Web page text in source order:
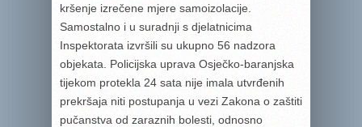
kršenje izrečene mjere samoizolacije.
Samostalno i u suradnji s djelatnicima
Inspektorata izvršili su ukupno 56 nadzora
objekata. Policijska uprava Osječko-baranjska
tijekom protekla 24 sata nije imala utvrđenih
prekršaja niti postupanja u vezi Zakona o zaštiti
pučanstva od zaraznih bolesti, odnosno